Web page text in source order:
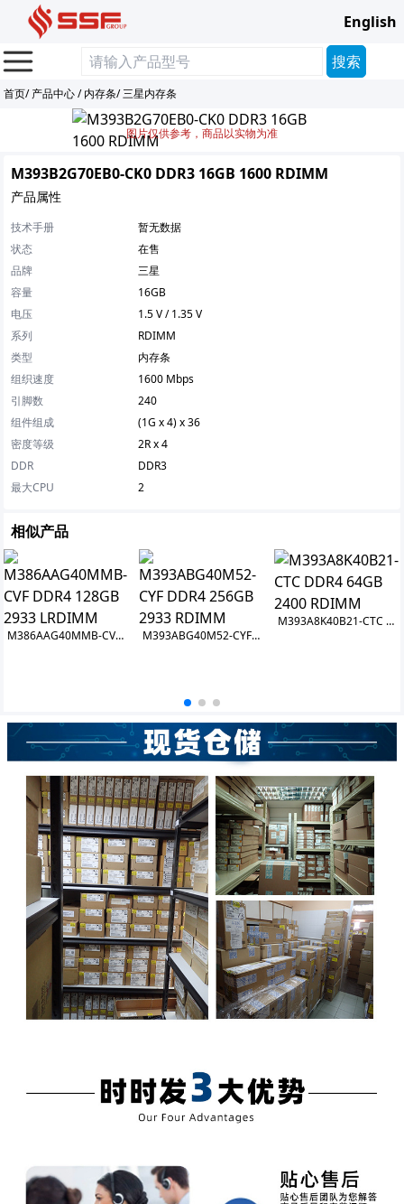
English
首页/产品中心/内存条/三星内存条
图片仅供参考，商品以实物为准
M393B2G70EB0-CK0 DDR3 16GB 1600 RDIMM
产品属性
技术手册
暂无数据
状态
在售
品牌
三星
容量
16GB
电压
1.5 V / 1.35 V
系列
RDIMM
类型
内存条
组织速度
1600 Mbps
引脚数
240
组件组成
(1G x 4) x 36
密度等级
2R x 4
DDR
DDR3
最大CPU
2
相似产品
M386AAG40MMB-CVF DDR4 128GB 2933 LRDIMM M393ABG40M52-CYF DDR4 256GB 2933 RDIMM
M393A8K40B21-CTC DDR4 64GB 2400 RDIMM